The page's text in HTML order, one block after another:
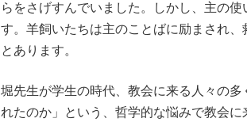
らをさげすんでいました。しかし、主の
す。羊飼いたちは主のことばに励まされ
とあります。
堀先生が学生の時代、教会に来る人々の
れたのか」という、哲学的な悩みで教会